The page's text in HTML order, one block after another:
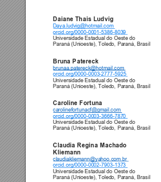
Daiane Thais Ludvig
Daya.ludvig@hotmail.com
orcid.org/0000-0001-5386-8039
Universidade Estadual do Oeste do
Paraná (Unioeste), Toledo, Paraná, Brasil
Bruna Patereck
brunaa.patereck@hotmail.com
orcid.org/0000-0003-2777-5925
Universidade Estadual do Oeste do
Paraná (Unioeste), Toledo, Paraná, Brasil
Caroline Fortuna
carolinefortunacf@gmail.com
orcid.org/0000-0003-3666-7870
Universidade Estadual do Oeste do
Paraná (Unioeste), Toledo, Paraná, Brasil
Claudia Regina Machado
Kliemann
claudiakliemann@yahoo.com.br
orcid.org/0000-0002-7903-1373
Universidade Estadual do Oeste do
Paraná (Unioeste), Toledo, Paraná, Brasil